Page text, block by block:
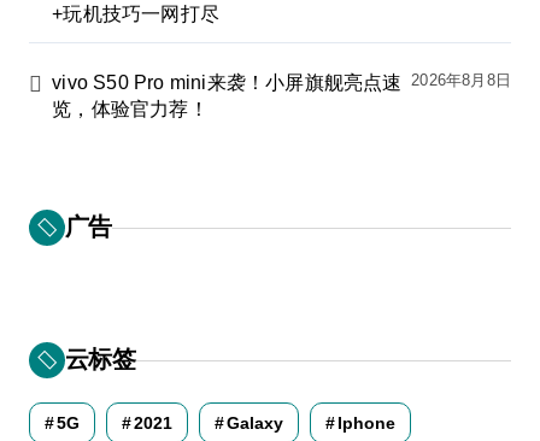
+玩机技巧一网打尽
vivo S50 Pro mini来袭！小屏旗舰亮点速
览，体验官力荐！
2026年8月8日
广告
云标签
5G 2021 Galaxy Iphone